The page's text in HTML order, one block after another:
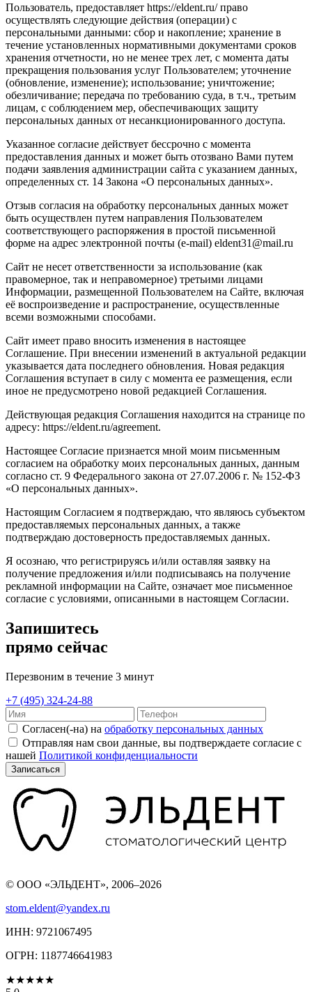
Пользователь, предоставляет https://eldent.ru/ право
осуществлять следующие действия (операции) с
персональными данными: сбор и накопление; хранение в
течение установленных нормативными документами сроков
хранения отчетности, но не менее трех лет, с момента даты
прекращения пользования услуг Пользователем; уточнение
(обновление, изменение); использование; уничтожение;
обезличивание; передача по требованию суда, в т.ч., третьим
лицам, с соблюдением мер, обеспечивающих защиту
персональных данных от несанкционированного доступа.
Указанное согласие действует бессрочно с момента
предоставления данных и может быть отозвано Вами путем
подачи заявления администрации сайта с указанием данных,
определенных ст. 14 Закона «О персональных данных».
Отзыв согласия на обработку персональных данных может
быть осуществлен путем направления Пользователем
соответствующего распоряжения в простой письменной
форме на адрес электронной почты (e-mail) eldent31@mail.ru
Сайт не несет ответственности за использование (как
правомерное, так и неправомерное) третьими лицами
Информации, размещенной Пользователем на Сайте, включая
её воспроизведение и распространение, осуществленные
всеми возможными способами.
Сайт имеет право вносить изменения в настоящее
Соглашение. При внесении изменений в актуальной редакции
указывается дата последнего обновления. Новая редакция
Соглашения вступает в силу с момента ее размещения, если
иное не предусмотрено новой редакцией Соглашения.
Действующая редакция Соглашения находится на странице по
адресу: https://eldent.ru/agreement.
Настоящее Согласие признается мной моим письменным
согласием на обработку моих персональных данных, данным
согласно ст. 9 Федерального закона от 27.07.2006 г. № 152-ФЗ
«О персональных данных».
Настоящим Согласием я подтверждаю, что являюсь субъектом
предоставляемых персональных данных, а также
подтверждаю достоверность предоставляемых данных.
Я осознаю, что регистрируясь и/или оставляя заявку на
получение предложения и/или подписываясь на получение
рекламной информации на Сайте, означает мое письменное
согласие с условиями, описанными в настоящем Согласии.
Запишитесь
прямо сейчас
Перезвоним в течение 3 минут
+7 (495) 324-24-88
Согласен(-на) на обработку персональных данных
Отправляя нам свои данные, вы подтверждаете согласие с
нашей Политикой конфиденциальности
Записаться
© ООО «ЭЛЬДЕНТ», 2006–2026
stom.eldent@yandex.ru
ИНН: 9721067495
ОГРН: 1187746641983
★★★★★